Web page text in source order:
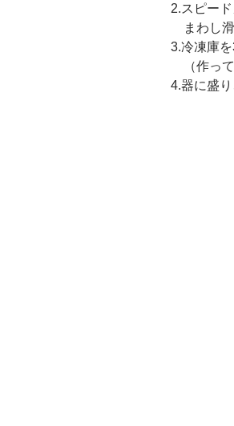
2.スピー
まわし
3.冷凍庫
（作っ
4.器に盛